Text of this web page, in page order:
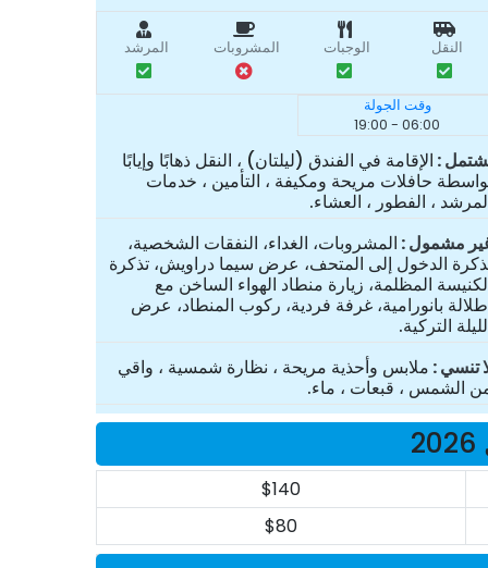
النقل الوجبات المشروبات المرشد
وقت الجولة
06:00 - 19:00
الإقامة في الفندق (ليلتان) ، النقل ذهابًا وإيابًا
حافلات مريحة ومكيفة ، التأمين ، خدمات
، الفطور ، العشاء.
مشمول المشروبات، الغداء، النفقات الشخصية،
الدخول إلى المتحف، عرض سيما دراويش، تذكرة
المظلمة، زيارة منطاد الهواء الساخن مع
بانورامية، غرفة فردية، ركوب المنطاد، عرض
التركية.
تنسي ملابس وأحذية مريحة ، نظارة شمسية ، واقي
الشمس ، قبعات ، ماء.
$140
$80